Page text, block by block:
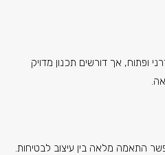
ופתוח, אך דורשים תכנון מדויק
התאמה מלאה בין עיצוב לבטיחות.